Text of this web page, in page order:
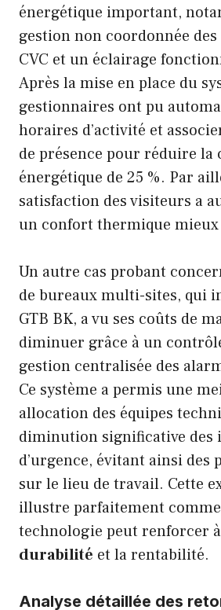
énergétique important,
gestion non coordonnée
CVC et un éclairage
Après la mise en place du
gestionnaires ont pu
horaires d’activité et
de présence pour réduire la
énergétique de 25 %. Par
satisfaction des visiteurs a
un confort thermique
Un autre cas probant
de bureaux multi-sites, qui
GTB BK, a vu ses coûts de
diminuer grâce à un
gestion centralisée des
Ce système a permis une
allocation des équipes
diminution significative des
d’urgence, évitant ainsi des
sur le lieu de travail. Cette
illustre parfaitement
technologie peut renforcer
durabilité et la rentabilité.
Analyse détaillée des